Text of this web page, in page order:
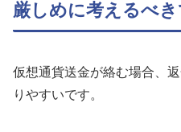
厳しめに考えるべ
仮想通貨送金が絡む場合、
りやすいです。